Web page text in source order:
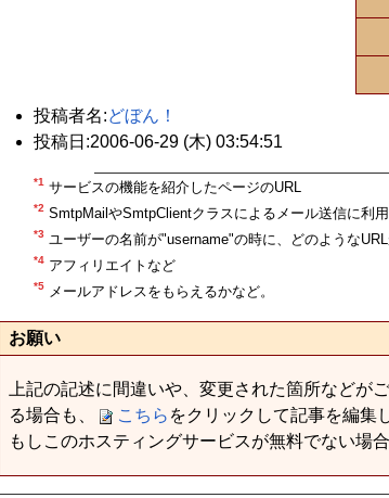
投稿者名:どぼん！
投稿日:2006-06-29 (木) 03:54:51
*1 サービスの機能を紹介したページのURL
*2 SmtpMailやSmtpClientクラスによるメール送信に利
*3 ユーザーの名前が"username"の時に、どのようなURL
*4 アフィリエイトなど
*5 メールアドレスをもらえるかなど。
お願い
上記の記述に間違いや、変更された箇所などが
る場合も、
こちら をクリックして記事を編集
もしこのホスティングサービスが無料でない場